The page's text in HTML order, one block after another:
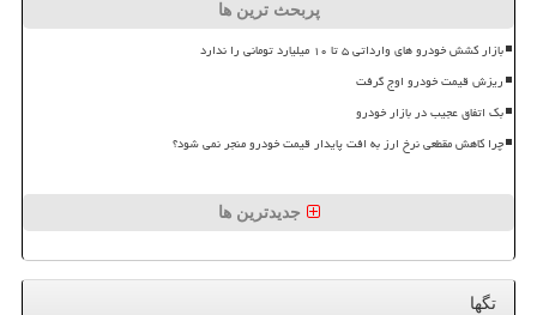
پربحث ترین ها
بازار کشش خودرو های وارداتی ۵ تا ۱۰ میلیارد تومانی را ندارد
ریزش قیمت خودرو اوج گرفت
بک اتفاق عجیب در بازار خودرو
چرا کاهش مقطعی نرخ ارز به افت پایدار قیمت خودرو منجر نمی شود؟
جدیدترین ها
تگها